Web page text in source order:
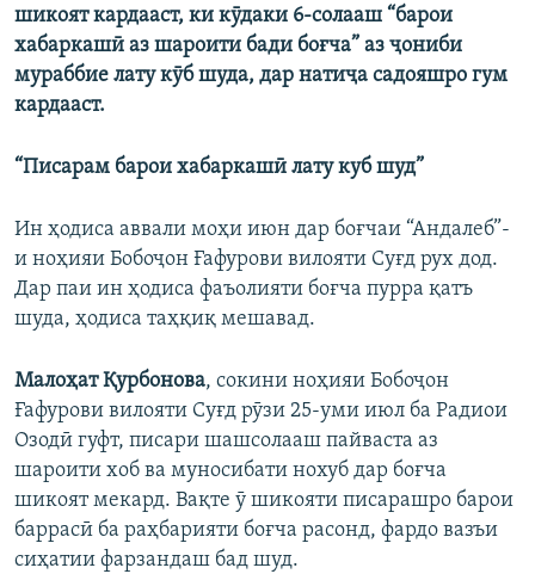
шикоят кардааст, ки кӯдаки 6-солааш “барои
хабаркашӣ аз шароити бади боғча” аз ҷониби
мураббие лату кӯб шуда, дар натиҷа садояшро гум
кардааст.
“Писарам барои хабаркашӣ лату куб шуд”
Ин ҳодиса аввали моҳи июн дар боғчаи “Андалеб”-
и ноҳияи Бобоҷон Ғафурови вилояти Суғд рух дод.
Дар паи ин ҳодиса фаъолияти боғча пурра қатъ
шуда, ҳодиса таҳқиқ мешавад.
Малоҳат Қурбонова, сокини ноҳияи Бобоҷон
Ғафурови вилояти Суғд рӯзи 25-уми июл ба Радиои
Озодӣ гуфт, писари шашсолааш пайваста аз
шароити хоб ва муносибати нохуб дар боғча
шикоят мекард. Вақте ӯ шикояти писарашро барои
баррасӣ ба раҳбарияти боғча расонд, фардо вазъи
сиҳатии фарзандаш бад шуд.